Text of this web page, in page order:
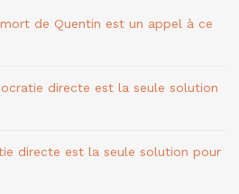
de Quentin est un appel à ce
directe est la seule solution
directe est la seule solution pour